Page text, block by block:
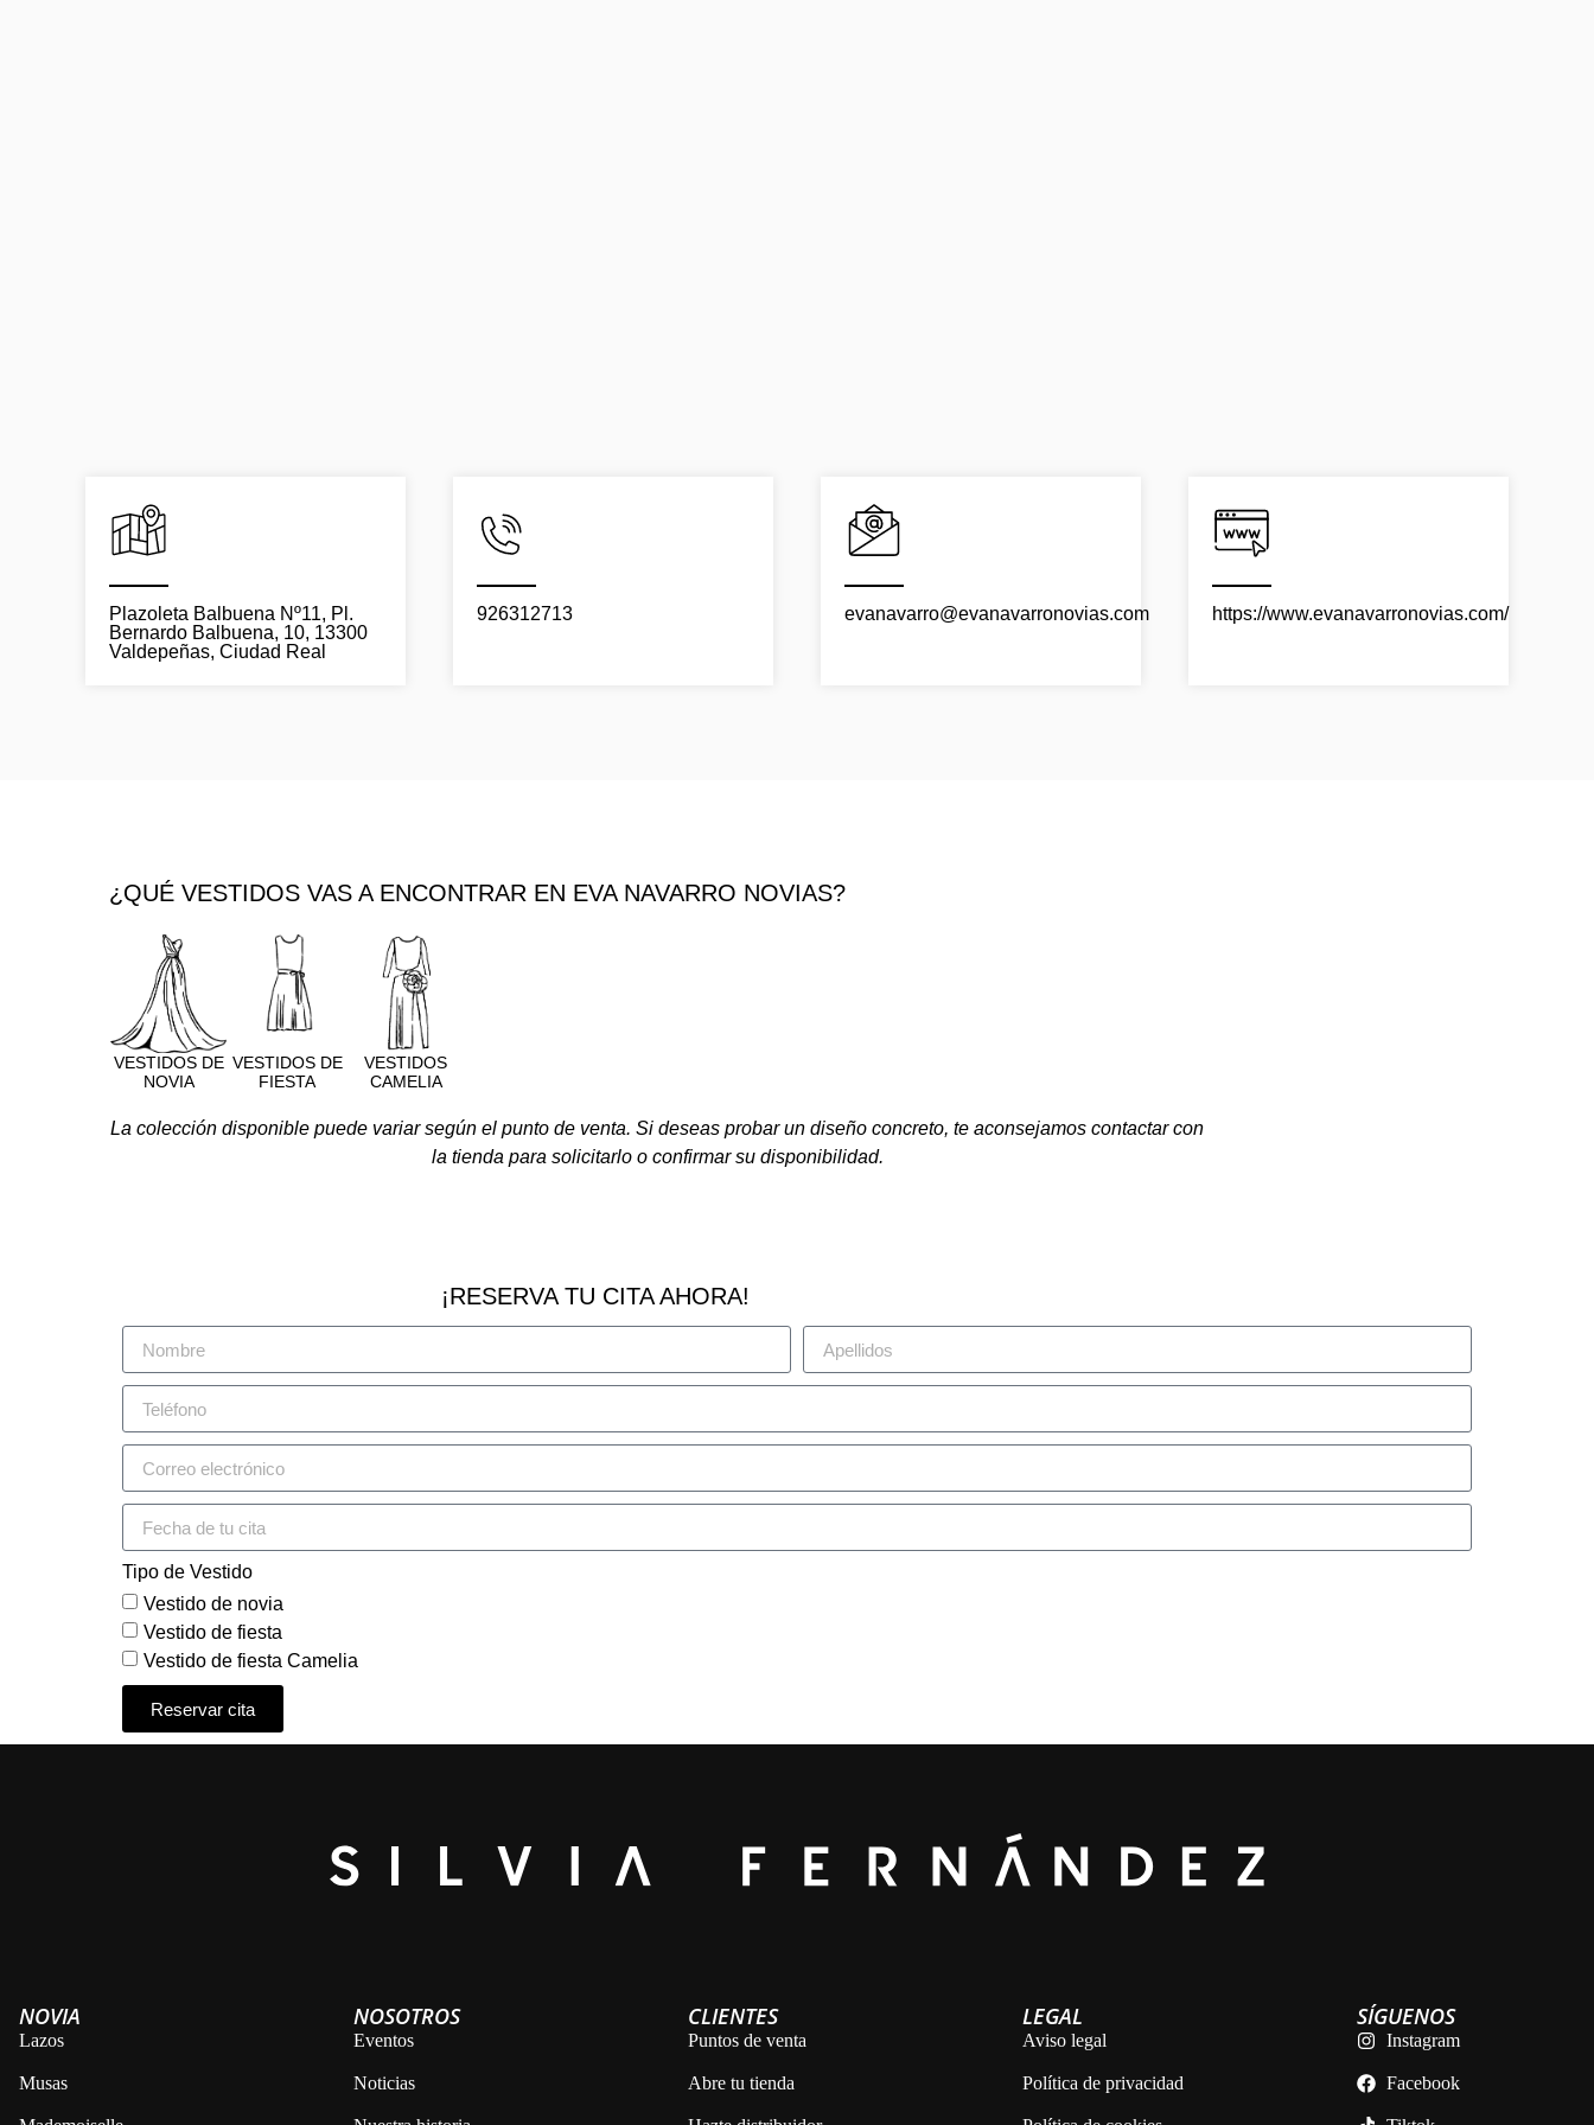
Plazoleta Balbuena Nº11, Pl.
Bernardo Balbuena, 10, 13300
Valdepeñas, Ciudad Real
926312713 evanavarro@evanavarronovias.com https://www.evanavarronovias.com/
¿QUÉ VESTIDOS VAS A ENCONTRAR EN EVA NAVARRO NOVIAS?
VESTIDOS DE
NOVIA
VESTIDOS DE
FIESTA
VESTIDOS
CAMELIA
La colección disponible puede variar según el punto de venta. Si deseas probar un diseño concreto, te aconsejamos contactar con
la tienda para solicitarlo o confirmar su disponibilidad.
¡RESERVA TU CITA AHORA!
Tipo de Vestido
Vestido de novia
Vestido de fiesta
Vestido de fiesta Camelia
Reservar cita
Alternative:
NOVIA
Lazos
Musas
NOSOTROS
Eventos
Noticias
CLIENTES
Puntos de venta
Abre tu tienda
LEGAL
Aviso legal
Política de privacidad
SÍGUENOS
Instagram
Facebook